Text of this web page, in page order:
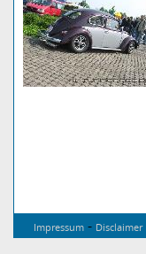
Impressum - Disclaimer